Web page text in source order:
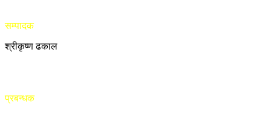
सम्पादक
श्रीकृष्ण ढकाल
प्रबन्धक